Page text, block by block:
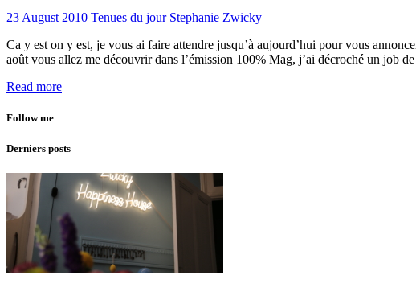
23 August 2010 Tenues du jour Stephanie Zwicky
Ca y est on y est, je vous ai faire attendre jusqu’à aujourd’hui pour vous
août vous allez me découvrir dans l’émission 100% Mag, j’ai décroché un job
Read more
Follow me
Derniers posts